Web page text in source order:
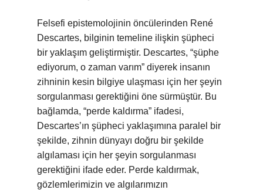
Felsefi epistemolojinin öncülerinden René
Descartes, bilginin temeline ilişkin şüpheci
bir yaklaşım geliştirmiştir. Descartes, “şüphe
ediyorum, o zaman varım” diyerek insanın
zihninin kesin bilgiye ulaşması için her şeyin
sorgulanması gerektiğini öne sürmüştür. Bu
bağlamda, “perde kaldırma” ifadesi,
Descartes’ın şüpheci yaklaşımına paralel bir
şekilde, zihnin dünyayı doğru bir şekilde
algılaması için her şeyin sorgulanması
gerektiğini ifade eder. Perde kaldırmak,
gözlemlerimizin ve algılarımızın